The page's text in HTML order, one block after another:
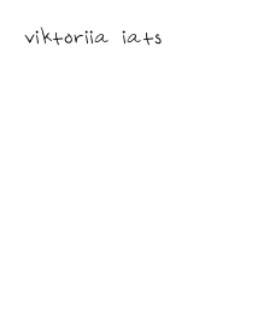
viktoriia iats